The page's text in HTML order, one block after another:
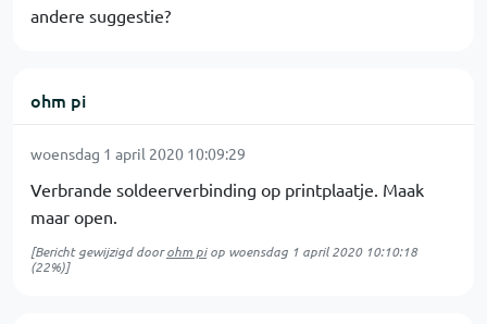
andere suggestie?
ohm pi
woensdag 1 april 2020 10:09:29
Verbrande soldeerverbinding op printplaatje. Maak
maar open.
[Bericht gewijzigd doorohm piop woensdag 1 april 2020 10:10:18
(22%)]